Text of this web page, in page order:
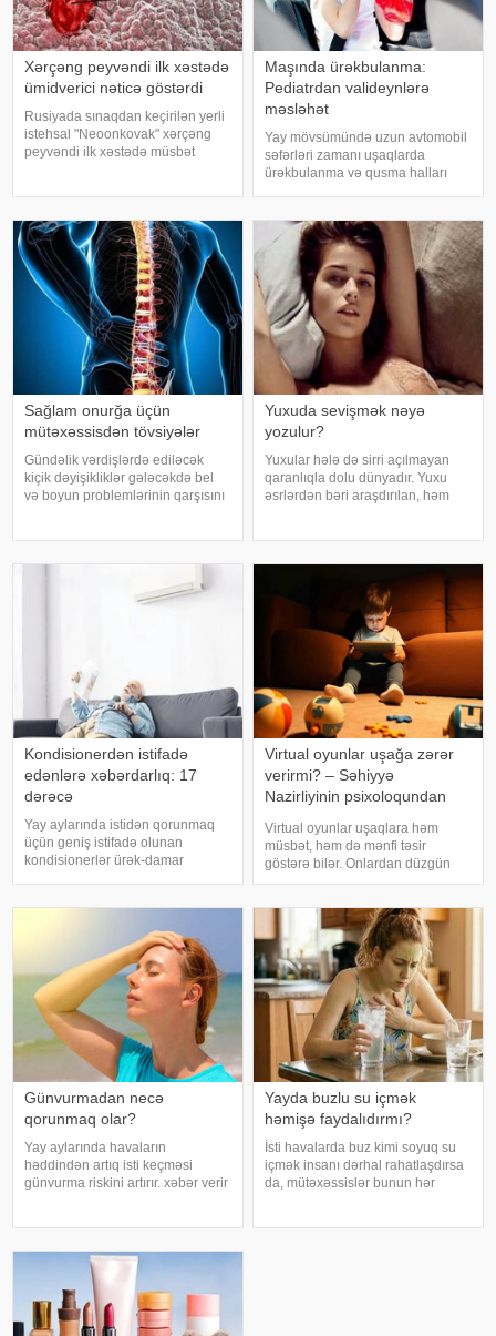
Xərçəng peyvəndi ilk xəstədə
ümidverici nəticə göstərdi
Rusiyada sınaqdan keçirilən yerli
istehsal "Neoonkovak" xərçəng
peyvəndi ilk xəstədə müsbət
Epidemiologiya və Mikrobiologiya
Mərkəzini
Maşında ürəkbulanma:
Pediatrdan valideynlərə
məsləhət
Yay mövsümündə uzun avtomobil
səfərləri zamanı uşaqlarda
ürəkbulanma və qusma halları
beynin gözlərdən və bədənin
hərəkətindən gələn siqnallar
arasındakı uyğunsuzluqda
Sağlam onurğa üçün
mütəxəssisdən tövsiyələr
Gündəlik vərdişlərdə ediləcək
kiçik dəyişikliklər gələcəkdə bel
və boyun problemlərinin qarşısını
duruş onurğanın sağlam
Yuxuda sevişmək nəyə
yozulur?
Yuxular hələ də sirri açılmayan
qaranlıqla dolu dünyadır. Yuxu
əsrlərdən bəri araşdırılan, həm
rəngarəng yuxular bəzən də
Kondisionerdən istifadə
edənlərə xəbərdarlıq: 17
dərəcə
Yay aylarında istidən qorunmaq
üçün geniş istifadə olunan
kondisionerlər ürək-damar
kardioloqların bildirdiyinə görə,
tərli halda qəfil çox soyuq otağ
Virtual oyunlar uşağa zərər
verirmi? – Səhiyyə
Nazirliyinin psixoloqundan
Virtual oyunlar uşaqlara həm
müsbət, həm də mənfi təsir
göstərə bilər. Onlardan düzgün
rejimdə istifadə edildikdə zehni
artıq oynanılması fiziki və psixoloji
problemlərə səbəb ola bilər
Günvurmadan necə
qorunmaq olar?
Yay aylarında havaların
həddindən artıq isti keçməsi
günvurma riskini artırır. xəbər verir
diqqətli olmalıdırlar.
Günvurmadan qorunma
Yayda buzlu su içmək
həmişə faydalıdırmı?
İsti havalarda buz kimi soyuq su
içmək insanı dərhal rahatlaşdırsa
da, mütəxəssislər bunun hər